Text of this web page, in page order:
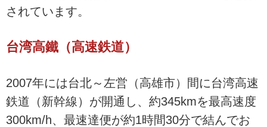
されています。
台湾高鐵（高速鉄道）
2007年には台北～左営（高雄市）間に台湾高速
鉄道（新幹線）が開通し、約345kmを最高速度
300km/h、最速達便が約1時間30分で結んでお